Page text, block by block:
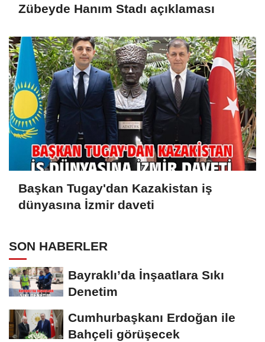
Zübeyde Hanım Stadı açıklaması
Başkan Tugay'dan Kazakistan iş
dünyasına İzmir daveti
SON HABERLER
Bayraklı’da İnşaatlara Sıkı
Denetim
Cumhurbaşkanı Erdoğan ile
Bahçeli görüşecek